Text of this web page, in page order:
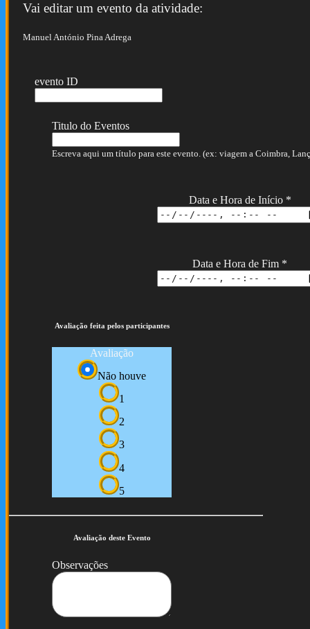
Vai editar um evento da atividade:
Manuel António Pina Adrega
evento ID
Titulo do Eventos
Escreva aqui um título para este evento. (ex: viagem a Coimbra,
Data e Hora de Início *
Data e Hora de Fim *
Avaliação feita pelos participantes
Avaliação
Não houve
1
2
3
4
5
Avaliação deste Evento
Observações